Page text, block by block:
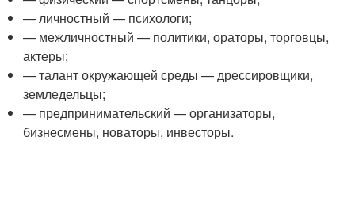
— личностный — психологи;
— межличностный — политики, ораторы, торговцы,
актеры;
— талант окружающей среды — дрессировщики,
земледельцы;
— предпринимательский — организаторы,
бизнесмены, новаторы, инвесторы.